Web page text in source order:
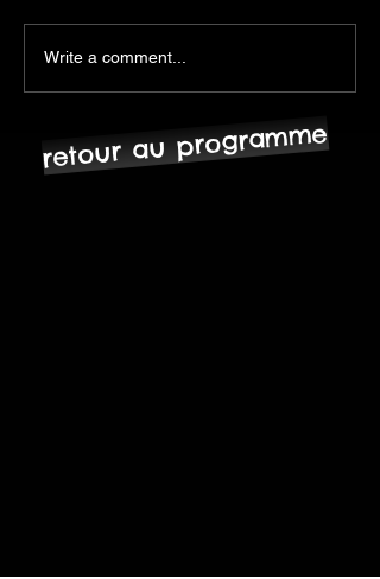
Write a comment...
retour au programme